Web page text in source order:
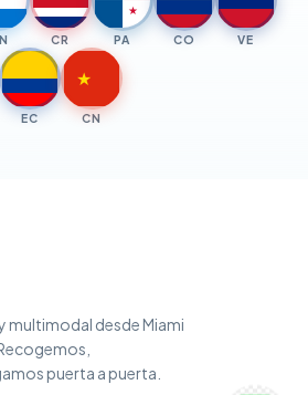
CR
★
PA CO VE
EC
★
CN
multimodal desde Miami
puerta a puerta.